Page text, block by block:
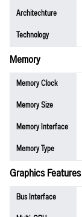
Architechture
Technology
Memory
Memory Clock
Memory Size
Memory Interface
Memory Type
Graphics Features
Bus Interface